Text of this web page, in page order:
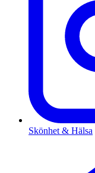
Skönhet & Hälsa